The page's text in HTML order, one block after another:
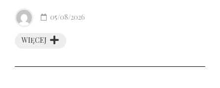
WIĘCEJ
05/08/2026